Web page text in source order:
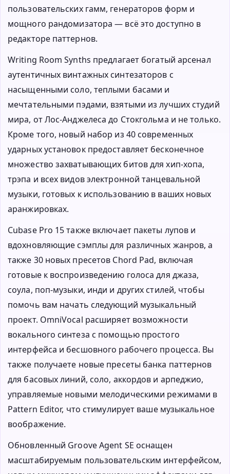
пользовательских гамм, генераторов форм и
мощного рандомизатора — всё это доступно в
редакторе паттернов.
Writing Room Synths предлагает богатый арсенал
аутентичных винтажных синтезаторов с
насыщенными соло, теплыми басами и
мечтательными пэдами, взятыми из лучших студий
мира, от Лос-Анджелеса до Стокгольма и не только.
Кроме того, новый набор из 40 современных
ударных установок предоставляет бесконечное
множество захватывающих битов для хип-хопа,
трэпа и всех видов электронной танцевальной
музыки, готовых к использованию в ваших новых
аранжировках.
Cubase Pro 15 также включает пакеты лупов и
вдохновляющие сэмплы для различных жанров, а
также 30 новых пресетов Chord Pad, включая
готовые к воспроизведению голоса для джаза,
соула, поп-музыки, инди и других стилей, чтобы
помочь вам начать следующий музыкальный
проект. OmniVocal расширяет возможности
вокального синтеза с помощью простого
интерфейса и бесшовного рабочего процесса. Вы
также получаете новые пресеты банка паттернов
для басовых линий, соло, аккордов и арпеджио,
управляемые новыми мелодическими режимами в
Pattern Editor, что стимулирует ваше музыкальное
воображение.
Обновленный Groove Agent SE оснащен
масштабируемым пользовательским интерфейсом,